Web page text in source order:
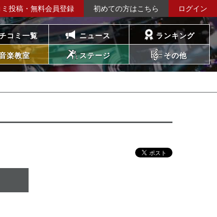
投稿・無料会員登録 初めての方はこちら ログイン
コミ一覧 ニュース ランキング
楽教室 ステージ その他